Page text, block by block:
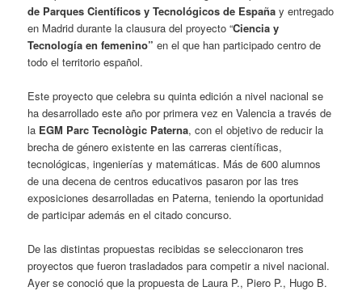
de Parques Científicos y Tecnológicos de España y entregado
en Madrid durante la clausura del proyecto “Ciencia y
Tecnología en femenino” en el que han participado centro de
todo el territorio español.
Este proyecto que celebra su quinta edición a nivel nacional se
ha desarrollado este año por primera vez en Valencia a través de
la EGM Parc Tecnològic Paterna, con el objetivo de reducir la
brecha de género existente en las carreras científicas,
tecnológicas, ingenierías y matemáticas. Más de 600 alumnos
de una decena de centros educativos pasaron por las tres
exposiciones desarrolladas en Paterna, teniendo la oportunidad
de participar además en el citado concurso.
De las distintas propuestas recibidas se seleccionaron tres
proyectos que fueron trasladados para competir a nivel nacional.
Ayer se conoció que la propuesta de Laura P., Piero P., Hugo B.